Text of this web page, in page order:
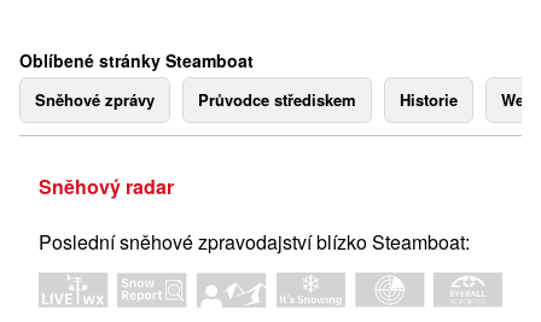
Oblíbené stránky Steamboat
Sněhové zprávy Průvodce střediskem Historie
Sněhový radar
Poslední sněhové zpravodajství blízko Steamboat: